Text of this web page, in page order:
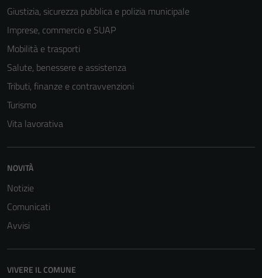
Giustizia, sicurezza pubblica e polizia municipale
Imprese, commercio e SUAP
Mobilità e trasporti
Salute, benessere e assistenza
Tributi, finanze e contravvenzioni
Turismo
Vita lavorativa
NOVITÀ
Notizie
Comunicati
Avvisi
VIVERE IL COMUNE